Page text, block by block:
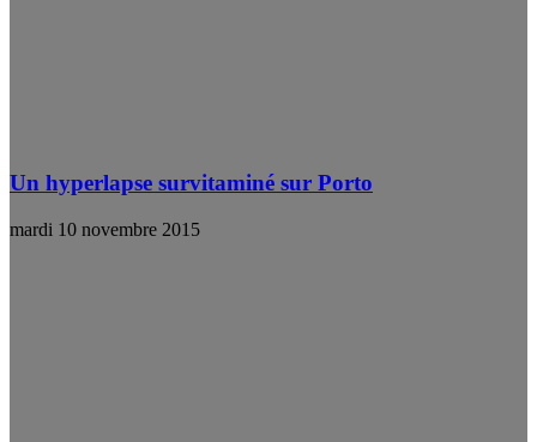
Un hyperlapse survitaminé sur Porto
mardi 10 novembre 2015